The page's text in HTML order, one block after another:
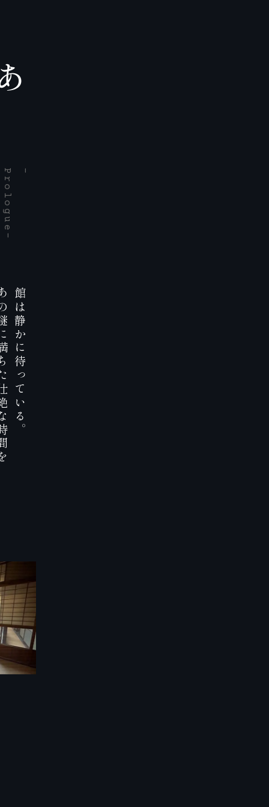
-P
r
o
l
o
g
u
e
-
館
は
静
か
に
待
っ
て
い
る
。